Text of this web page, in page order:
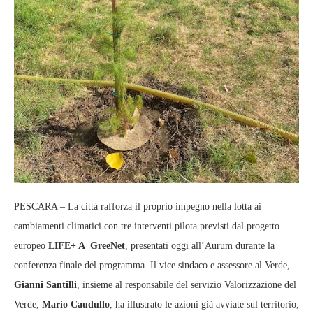
PESCARA – La città rafforza il proprio impegno nella lotta ai
cambiamenti climatici con tre interventi pilota previsti dal progetto
europeo LIFE+ A_GreeNet, presentati oggi all’Aurum durante la
conferenza finale del programma. Il vice sindaco e assessore al Verde,
Gianni Santilli, insieme al responsabile del servizio Valorizzazione del
Verde, Mario Caudullo, ha illustrato le azioni già avviate sul territorio,